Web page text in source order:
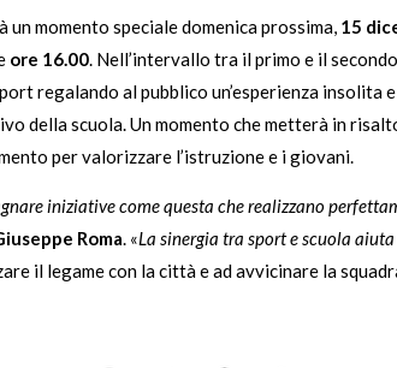
momento speciale domenica prossima, 15
ore 16.00. Nell’intervallo tra il primo e il
regalando al pubblico un’esperienza
della scuola. Un momento che metterà in
per valorizzare l’istruzione e i giovani.
iniziative come questa che realizzano
Roma. «La sinergia tra sport e scuola
il legame con la città e ad avvicinare la